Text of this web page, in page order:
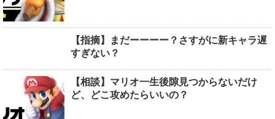
【指摘】まだーーーー？さすがに新キャラ遅
すぎない？
【相談】マリオ一生後隙見つからないだけ
ど、どこ攻めたらいいの？